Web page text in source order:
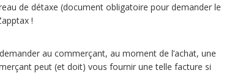
de détaxe (document obligatoire pour demander le
!
au commerçant, au moment de l’achat, une
peut (et doit) vous fournir une telle facture si